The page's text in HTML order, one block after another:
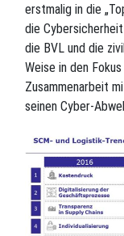
erstmalig in die
die
die BVL und die
Weise in den
Zusammenarbeit
seinen Cyber-